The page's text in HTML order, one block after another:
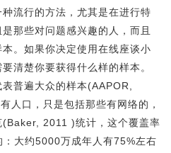
流行的方法，尤其是在进行特
那些对问题感兴趣的人，而且
。如果你决定使用在线座谈小
清楚你要获得什么样的样本。
普遍大众的样本(AAPOR,
人口，只是包括那些有网络的，
(Baker, 2011 )统计，这个覆盖率
大约5000万成年人有75%左右